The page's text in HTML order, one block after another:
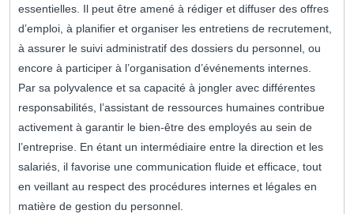
essentielles. Il peut être amené à rédiger et diffuser des offres
d’emploi, à planifier et organiser les entretiens de recrutement,
à assurer le suivi administratif des dossiers du personnel, ou
encore à participer à l’organisation d’événements internes.
Par sa polyvalence et sa capacité à jongler avec différentes
responsabilités, l’assistant de ressources humaines contribue
activement à garantir le bien-être des employés au sein de
l’entreprise. En étant un intermédiaire entre la direction et les
salariés, il favorise une communication fluide et efficace, tout
en veillant au respect des procédures internes et légales en
matière de gestion du personnel.